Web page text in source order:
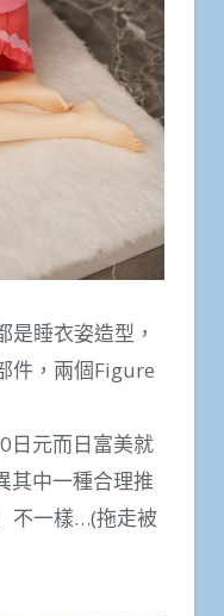
是睡衣姿造型，
件，兩個Figure
日元而日富美就
其中一種合理推
不一樣…(拖走被